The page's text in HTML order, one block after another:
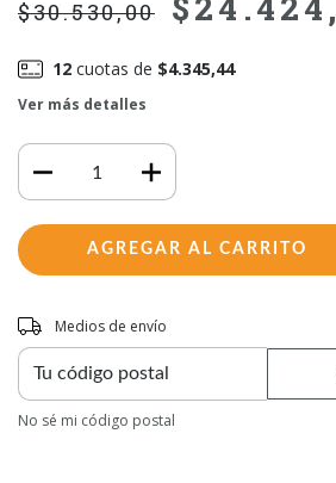
$30.530,00
12cuotas de $4.345,44
Ver más detalles
Entregas para el CP:
Medios de envío
No sé mi código postal